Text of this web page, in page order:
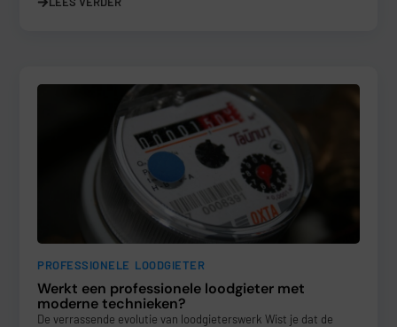
PROFESSIONELE LOODGIETER
Werkt een professionele loodgieter met
moderne technieken?
De verrassende evolutie van loodgieterswerk Wist je dat de